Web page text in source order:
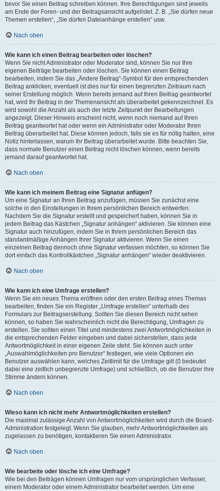
bevor Sie einen Beitrag schreiben können. Ihre Berechtigungen sind jeweils
am Ende der Foren- und der Beitragsansicht aufgelistet. Z. B. „Sie dürfen neue
Themen erstellen“, „Sie dürfen Dateianhänge erstellen“ usw.
Nach oben
Wie kann ich einen Beitrag bearbeiten oder löschen?
Wenn Sie nicht Administrator oder Moderator sind, können Sie nur Ihre
eigenen Beiträge bearbeiten oder löschen. Sie können einen Beitrag
bearbeiten, indem Sie das „Ändere Beitrag“-Symbol für den entsprechenden
Beitrag anklicken; eventuell ist dies nur für einen begrenzten Zeitraum nach
seiner Erstellung möglich. Wenn bereits jemand auf Ihren Beitrag geantwortet
hat, wird Ihr Beitrag in der Themenansicht als überarbeitet gekennzeichnet. Es
wird sowohl die Anzahl als auch der letzte Zeitpunkt der Bearbeitungen
angezeigt. Dieser Hinweis erscheint nicht, wenn noch niemand auf Ihren
Beitrag geantwortet hat oder wenn ein Administrator oder Moderator Ihren
Beitrag überarbeitet hat. Diese können jedoch, falls sie es für nötig halten, eine
Notiz hinterlassen, warum Ihr Beitrag überarbeitet wurde. Bitte beachten Sie,
dass normale Benutzer einen Beitrag nicht löschen können, wenn bereits
jemand darauf geantwortet hat.
Nach oben
Wie kann ich meinem Beitrag eine Signatur anfügen?
Um eine Signatur an Ihren Beitrag anzufügen, müssen Sie zunächst eine
solche in den Einstellungen in Ihrem persönlichen Bereich entwerfen.
Nachdem Sie die Signatur erstellt und gespeichert haben, können Sie in
jedem Beitrag das Kästchen „Signatur anhängen“ aktivieren. Sie können eine
Signatur auch hinzufügen, indem Sie in Ihrem persönlichen Bereich das
standardmäßige Anhängen Ihrer Signatur aktivieren. Wenn Sie einen
einzelnen Beitrag dennoch ohne Signatur verfassen möchten, so können Sie
dort einfach das Kontrollkästchen „Signatur anhängen“ wieder deaktivieren.
Nach oben
Wie kann ich eine Umfrage erstellen?
Wenn Sie ein neues Thema eröffnen oder den ersten Beitrag eines Themas
bearbeiten, finden Sie ein Register „Umfrage erstellen“ unterhalb des
Formulars zur Beitragserstellung. Sollten Sie diesen Bereich nicht sehen
können, so haben Sie wahrscheinlich nicht die Berechtigung, Umfragen zu
erstellen. Sie sollten einen Titel und mindestens zwei Antwortmöglichkeiten in
die entsprechenden Felder eingeben und dabei sicherstellen, dass jede
Antwortmöglichkeit in einer eigenen Zeile steht. Sie können auch unter
„Auswahlmöglichkeiten pro Benutzer“ festlegen, wie viele Optionen ein
Benutzer auswählen kann, welches Zeitlimit für die Umfrage gilt (0 bedeutet
dabei eine zeitlich unbegrenzte Umfrage) und schließlich, ob die Benutzer ihre
Stimme ändern können.
Nach oben
Wieso kann ich nicht mehr Antwortmöglichkeiten erstellen?
Die maximal zulässige Anzahl von Antwortmöglichkeiten wird durch die Board-
Administration festgelegt. Wenn Sie glauben, mehr Antwortmöglichkeiten als
zugelassen zu benötigen, kontaktieren Sie einen Administrator.
Nach oben
Wie bearbeite oder lösche ich eine Umfrage?
Wie bei den Beiträgen können Umfragen nur vom ursprünglichen Verfasser,
einem Moderator oder einem Administrator bearbeitet werden. Um eine